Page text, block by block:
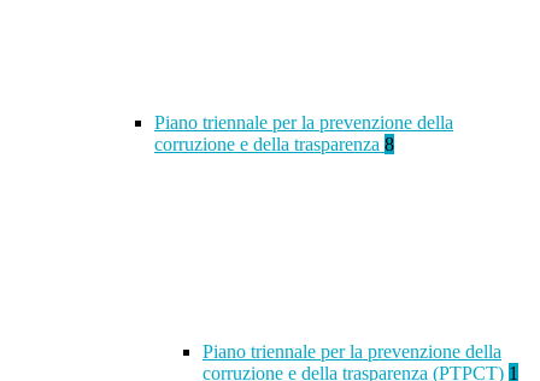
Piano triennale per la prevenzione della
corruzione e della trasparenza 8
Piano triennale per la prevenzione della
corruzione e della trasparenza (PTPCT) 1